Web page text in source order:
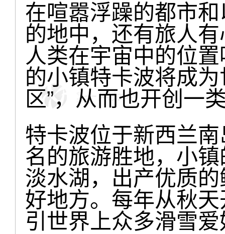
在喧嚣浮躁的都市
的地中，还有旅人
人类在宇宙中的位
的小镇特卡波将成
区”，从而也开创一
特卡波位于新西兰
名的旅游胜地，小
淡水湖，出产优质
好地方。每年从秋
引世界上众多滑雪